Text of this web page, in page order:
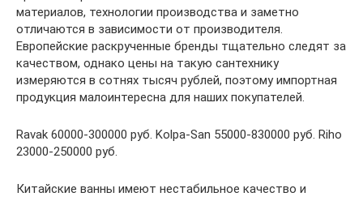
материалов, технологии производства и заметно
отличаются в зависимости от производителя.
Европейские раскрученные бренды тщательно следят за
качеством, однако цены на такую сантехнику
измеряются в сотнях тысяч рублей, поэтому импортная
продукция малоинтересна для наших покупателей.
Ravak 60000-300000 руб. Kolpa-San 55000-830000 руб. Riho
23000-250000 руб.
Китайские ванны имеют нестабильное качество и